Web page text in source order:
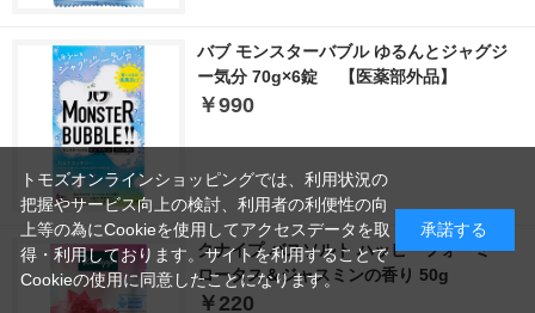
バブ モンスターバブル ゆるんとジャグジ
ー気分 70g×6錠 【医薬部外品】
￥990
クナイプ バスソルト ハッピーフォーミー
ロータス＆ジャスミンの香り 50g
￥220
トモズオンラインショッピングでは、利用状況の
把握やサービス向上の検討、利用者の利便性の向
上等の為にCookieを使用してアクセスデータを取
得・利用しております。サイトを利用することで
Cookieの使用に同意したことになります。
承諾する